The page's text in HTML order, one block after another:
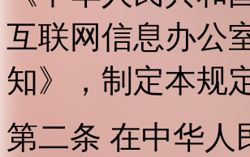
互联网信息办公
知》，制定本规
第二条 在中华人